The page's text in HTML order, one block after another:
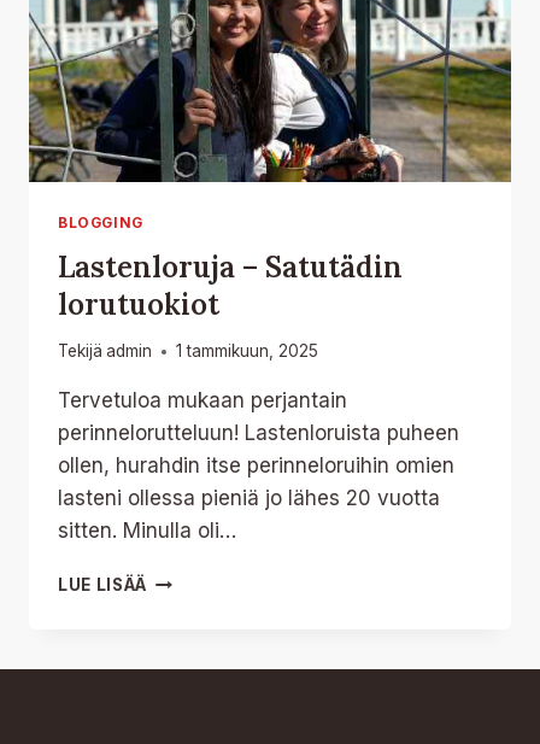
BLOGGING
Lastenloruja – Satutädin
lorutuokiot
Tekijä admin 1 tammikuun, 2025
Tervetuloa mukaan perjantain
perinnelorutteluun! Lastenloruista puheen
ollen, hurahdin itse perinneloruihin omien
lasteni ollessa pieniä jo lähes 20 vuotta
sitten. Minulla oli…
LUE LISÄÄ LASTENLORUJA